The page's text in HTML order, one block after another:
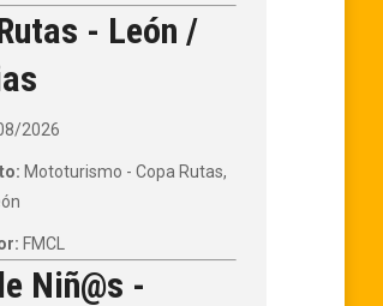
- León /
2026
Mototurismo - Copa Rutas,
FMCL
Niñ@s -